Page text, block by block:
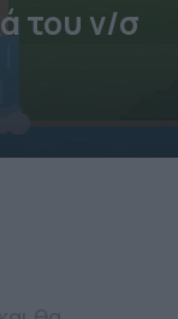
του ν/σ